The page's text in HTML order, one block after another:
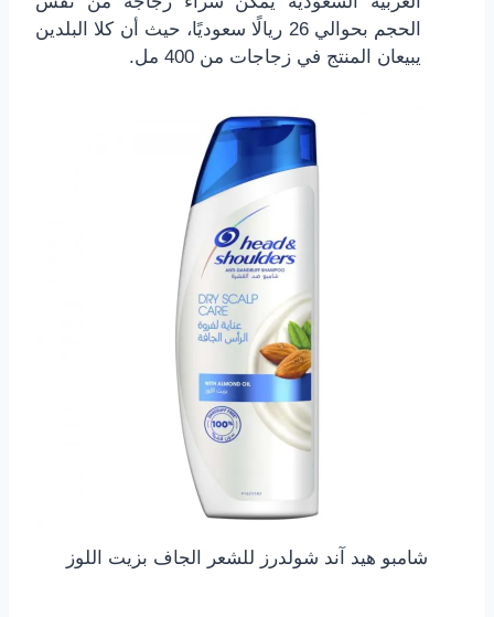
الحجم بحوالي 26 ريالًا سعوديًا، حيث أن كلا البلدين
يبيعان المنتج في زجاجات من 400 مل.
شامبو هيد آند شولدرز للشعر الجاف بزيت اللوز